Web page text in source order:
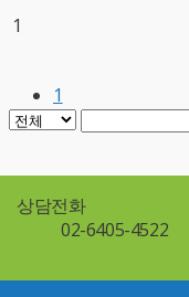
1
1
상담전화
02-6405-4522